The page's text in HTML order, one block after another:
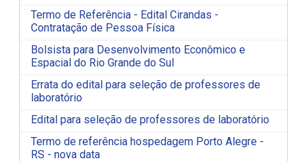
Termo de Referência - Edital Cirandas -
Contratação de Pessoa Física
Bolsista para Desenvolvimento Econômico e
Espacial do Rio Grande do Sul
Errata do edital para seleção de professores de
laboratório
Edital para seleção de professores de laboratório
Termo de referência hospedagem Porto Alegre -
RS - nova data